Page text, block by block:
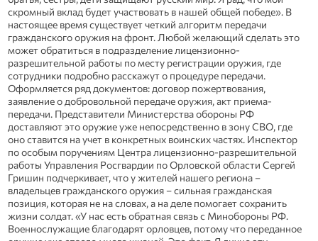
скромный вклад будет участвовать в нашей общей победе». В
настоящее время существует четкий алгоритм передачи
гражданского оружия на фронт. Любой желающий сделать это
может обратиться в подразделение лицензионно-
разрешительной работы по месту регистрации оружия, где
сотрудники подробно расскажут о процедуре передачи.
Оформляется ряд документов: договор пожертвования,
заявление о добровольной передаче оружия, акт приема-
передачи. Представители Министерства обороны РФ
доставляют это оружие уже непосредственно в зону СВО, где
оно ставится на учет в конкретных воинских частях. Инспектор
по особым поручениям Центра лицензионно-разрешительной
работы Управления Росгвардии по Орловской области Сергей
Гришин подчеркивает, что у жителей нашего региона –
владельцев гражданского оружия – сильная гражданская
позиция, которая не на словах, а на деле помогает сохранить
жизни солдат. «У нас есть обратная связь с Минобороны РФ.
Военнослужащие благодарят орловцев, потому что переданное